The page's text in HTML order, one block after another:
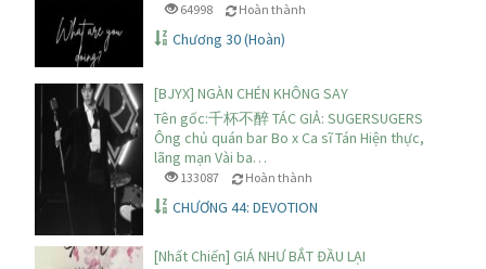
64998 Hoàn thành
Chương 30 (Hoàn)
[BJYX] NGÀN CHÉN KHÔNG SAY
Tên gốc:千杯不醉 TÁC GIẢ: SUGERSUGERS
Ông chủ quán bar Bo x Ca sĩ Tán Hiện thực,
lãng mạn Vài ba…
133087 Hoàn thành
CHƯƠNG 44: DEVOTION
[Nhất Chiến] GIÁ NHƯ BẮT ĐẦU LẠI